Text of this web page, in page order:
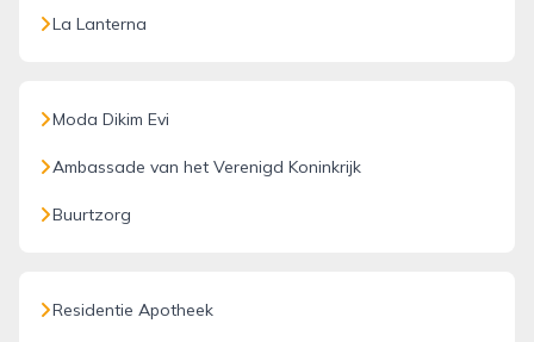
La Lanterna
Moda Dikim Evi
Ambassade van het Verenigd Koninkrijk
Buurtzorg
Residentie Apotheek